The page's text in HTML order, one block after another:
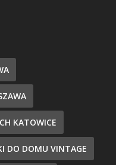
KATOWICE
DO DOMU VINTAGE